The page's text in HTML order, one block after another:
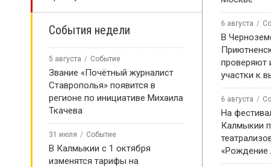
События недели
5 августа Событие
Звание «Почётный журналист
Ставрополья» появится в
регионе по инициативе Михаила
Ткачева
31 июля Событие
В Калмыкии с 1 октября
изменятся тарифы на
6 августа
В
проверяют
участки к
6 августа
На
Калмыкии
«Рождение